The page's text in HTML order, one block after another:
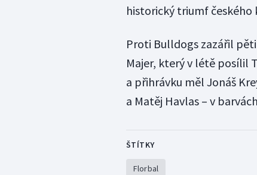
historický triumf českého
Proti Bulldogs zazářil
Majer, který v létě posílil
a přihrávku měl Jonáš
a Matěj Havlas – v
ŠTÍTKY
Florbal